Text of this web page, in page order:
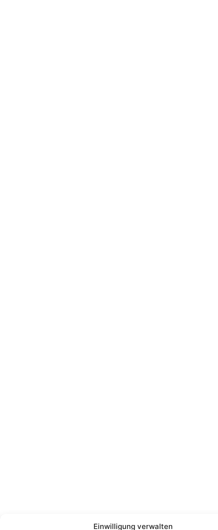
Einwilligung verwalten